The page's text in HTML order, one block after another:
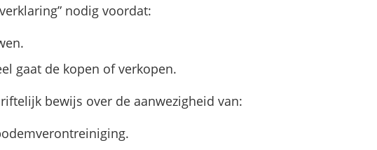
nodig voordat:
gaat de kopen of verkopen.
bewijs over de aanwezigheid van: